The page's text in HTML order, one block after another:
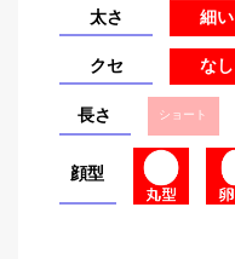
太さ 細い
クセ なし
長さ ショート
顔型